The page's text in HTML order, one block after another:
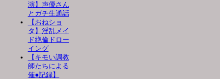
演】声優さん
とガチ生通話
【おねショ
タ】淫乱メイ
ド絶倫ドロー
イング
【キモい調教
師たちによる
催●記録】